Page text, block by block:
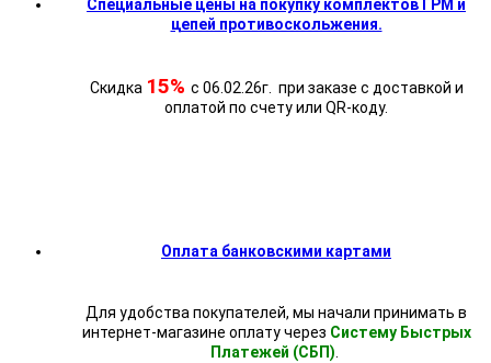
Специальные цены на покупку комплектов ГРМ и
цепей противоскольжения.
Скидка 15% с 06.02.26г. при заказе с доставкой и
оплатой по счету или QR-коду.
Оплата банковскими картами
Для удобства покупателей, мы начали принимать в
интернет-магазине оплату через Систему Быстрых
Платежей (СБП)